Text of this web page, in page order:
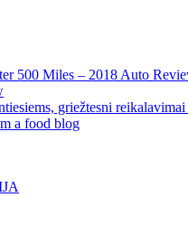
500 Miles – 2018 Auto
griežtesni reikalavimai
a food blog